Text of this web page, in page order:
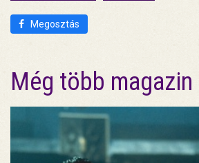
Megosztás
Még több magazin